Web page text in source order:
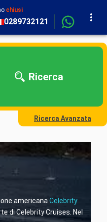
chiusi
0289732121
Ricerca
Ricerca Avanzata
americana Celebrity
di Celebrity Cruises. Nel